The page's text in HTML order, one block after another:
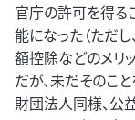
官庁の許可を得る
能になった（ただ
額控除などのメリッ
だが、未だそのこ
財団法人同様、公